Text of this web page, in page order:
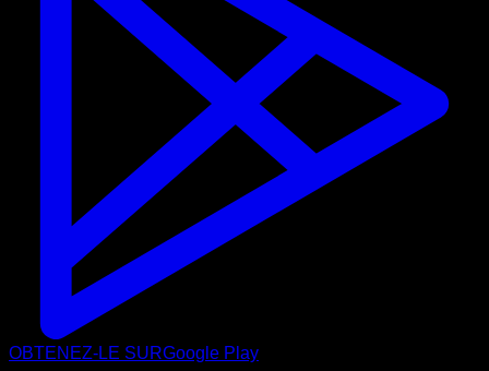
OBTENEZ-LE SURGoogle Play